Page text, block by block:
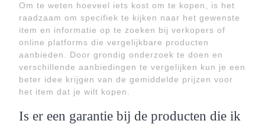
Om te weten hoeveel iets kost om te kopen, is het
raadzaam om specifiek te kijken naar het gewenste
item en informatie op te zoeken bij verkopers of
online platforms die vergelijkbare producten
aanbieden. Door grondig onderzoek te doen en
verschillende aanbiedingen te vergelijken kun je een
beter idee krijgen van de gemiddelde prijzen voor
het item dat je wilt kopen.
Is er een garantie bij de producten die ik